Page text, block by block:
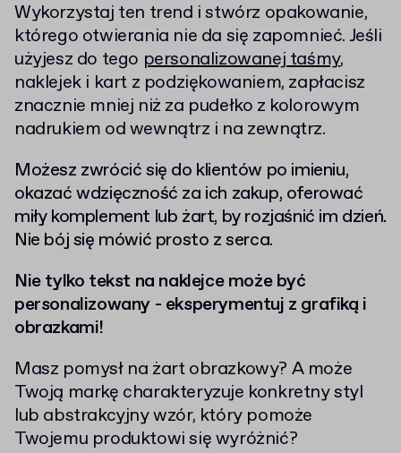
Wykorzystaj ten trend i stwórz opakowanie,
którego otwierania nie da się zapomnieć. Jeśli
użyjesz do tego personalizowanej taśmy,
naklejek i kart z podziękowaniem, zapłacisz
znacznie mniej niż za pudełko z kolorowym
nadrukiem od wewnątrz i na zewnątrz.
Możesz zwrócić się do klientów po imieniu,
okazać wdzięczność za ich zakup, oferować
miły komplement lub żart, by rozjaśnić im dzień.
Nie bój się mówić prosto z serca.
Nie tylko tekst na naklejce może być
personalizowany - eksperymentuj z grafiką i
obrazkami!
Masz pomysł na żart obrazkowy? A może
Twoją markę charakteryzuje konkretny styl
lub abstrakcyjny wzór, który pomoże
Twojemu produktowi się wyróżnić?